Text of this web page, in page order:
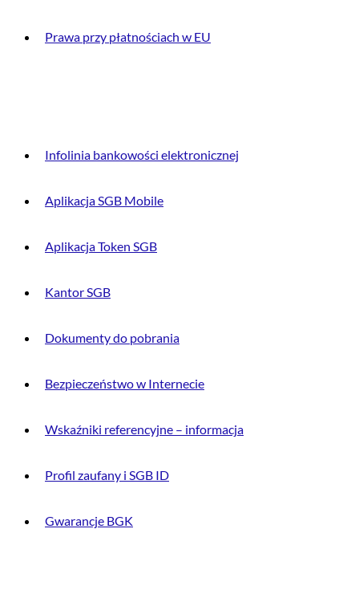
Prawa przy płatnościach w EU
Infolinia bankowości elektronicznej
Aplikacja SGB Mobile
Aplikacja Token SGB
Kantor SGB
Dokumenty do pobrania
Bezpieczeństwo w Internecie
Wskaźniki referencyjne – informacja
Profil zaufany i SGB ID
Gwarancje BGK